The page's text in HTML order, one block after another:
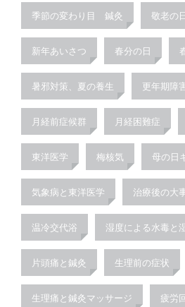
季節の変わり目 鍼灸 敬老の
新年あいさつ 春分の日
暑邪対策、夏の養生 更年期障
月経前症候群 月経困難症
東洋医学 梅核気 母の日
気象病と東洋医学 治療後の大
温冷交代浴 湿度による水毒と
片頭痛と鍼灸 生理前の症状
生理痛と鍼灸マッサージ 疲労